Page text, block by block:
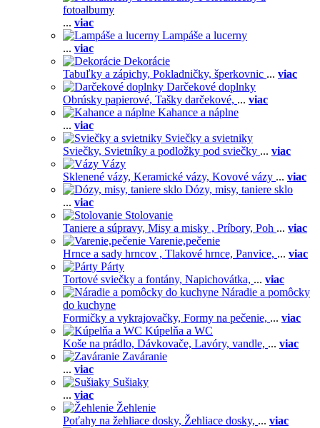
fotoalbumy
... viac
Lampáše a lucerny
... viac
Dekorácie
Tabuľky a zápichy, Pokladničky, šperkovnic ... viac
Darčekové doplnky
Obrúsky papierové, Tašky darčekové, ... viac
Kahance a náplne
... viac
Sviečky a svietniky
Sviečky, Svietníky a podložky pod sviečky ... viac
Vázy
Sklenené vázy, Keramické vázy, Kovové vázy ... viac
Dózy, misy, taniere sklo
... viac
Stolovanie
Taniere a súpravy, Misy a misky , Príbory, Poh ... viac
Varenie,pečenie
Hrnce a sady hrncov , Tlakové hrnce, Panvice, ... viac
Párty
Tortové sviečky a fontány, Napichovátka, ... viac
Náradie a pomôcky
do kuchyne
Formičky a vykrajovačky, Formy na pečenie, ... viac
Kúpelňa a WC
Koše na prádlo, Dávkovače, Lavóry, vandle, ... viac
Zaváranie
... viac
Sušiaky
... viac
Žehlenie
Poťahy na žehliace dosky, Žehliace dosky, ... viac